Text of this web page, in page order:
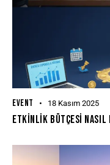
EVENT 18 Kasım 2025
Etkinlik Bütçesi Nasıl